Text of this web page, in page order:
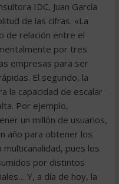
IDC, Juan García
de las cifras. «La
de relación entre el
por tres
empresas para ser
El segundo, la
la capacidad de escalar
Por ejemplo,
un millón de usuarios,
año para obtener los
pues los
por distintos
Y, a día de hoy, la